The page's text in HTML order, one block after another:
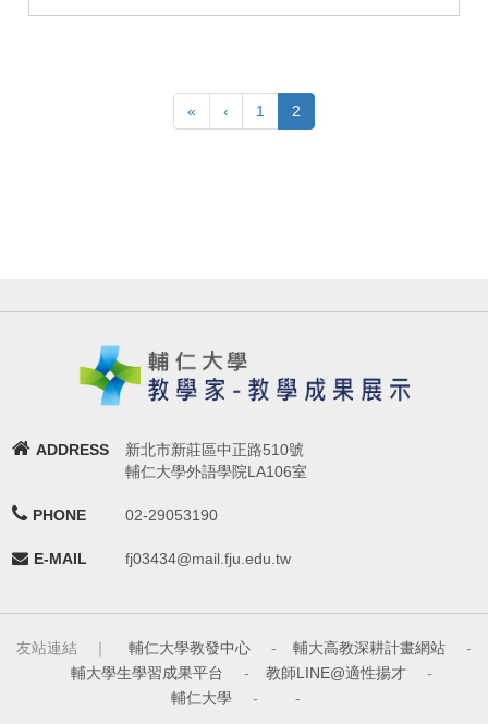
« ‹ 1 2
ADDRESS
新北市新莊區中正路510號
輔仁大學外語學院LA106室
PHONE 02-29053190
E-MAIL fj03434@mail.fju.edu.tw
友站連結 ｜ 輔仁大學教發中心 - 輔大高教深耕計畫網站
-
輔大學生學習成果平台
- 教師LINE@適性揚才
-
輔仁大學
- -